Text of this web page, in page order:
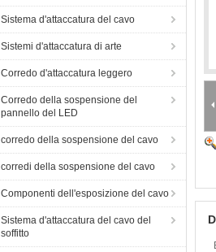
Sistema d'attaccatura del cavo
Sistemi d'attaccatura di arte
Corredo d'attaccatura leggero
Corredo della sospensione del
pannello del LED
corredo della sospensione del cavo
corredi della sospensione del cavo
Componenti dell'esposizione del cavo
Sistema d'attaccatura del cavo del
soffitto